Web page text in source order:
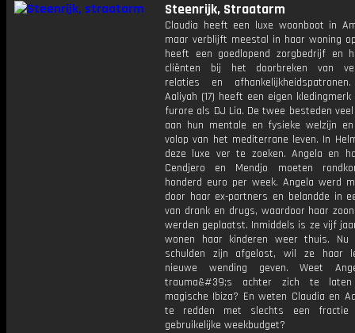
Steenrijk, Straatarm
Claudia heeft een luxe woonboot in
maar verblijft meestal in haar woning
heeft een goedlopend zorgbedrijf en
cliënten bij het doorbreken van
relaties en
Aaliyah (17) heeft een eigen
furore als DJ Lia. De twee besteden
aan hun mentale en fysieke welzijn
volop van het mediterrane leven. In
deze luxe ver te zoeken. Angela en
Cendjero en Mendjo moeten
honderd euro per week. Angela werd
door haar ex-partners en belandde in
van drank en drugs, waardoor haar
werden geplaatst. Inmiddels is ze vijf
wonen haar kinderen weer thuis. Nu
schulden zijn afgelost, wil ze haar
nieuwe wending geven. Weet
trauma&#39;s achter zich te
magische Ibiza? En weten Claudia en
te redden met slechts een fractie
gebruikelijke weekbudget?